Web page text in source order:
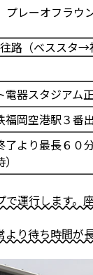
レーオフラウ
往路（ベススタ→
電器スタジアム
福岡空港駅３番
了より最長６０
運行します。
り待ち時間